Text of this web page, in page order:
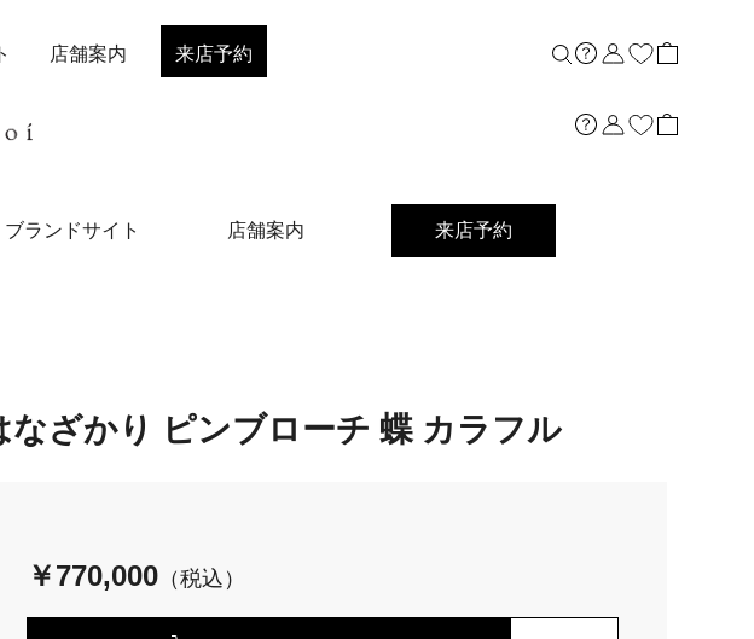
ブランドサイト 店舗案内 来店予約
店舗案内 来店予約
なざかり ピンブローチ 蝶 カラフル
￥770,000